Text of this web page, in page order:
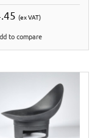
(ex VAT)
to compare